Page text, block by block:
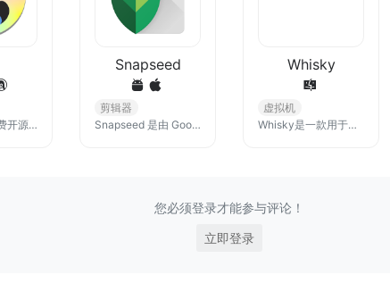
krita是一个免费开源的绘画软件，提供专业的绘图、动画制作与其他图像编辑等功能，支持完整的颜色管理、OpenGL加速、自带超过100款专业笔刷预设、四方连续和绘画辅助尺、标签和资源包管理及矢量图形和文字排版等多种工具。
Snapseed
剪辑器
Snapseed 是由 Google 开发的一款全面而专业的照片编辑工具。凭借其强大的功能和易用性成为许多摄影师和摄影爱好者的首选照片编辑应用之一。
Whisky
虚拟机
Whisky是一款用于在MacOS上运行Windows应用程序的软件，它基于开源的Wine项目，通过将Windows API调用转化为POSIX调用，使 Windows应用程序能够在Unix系统上运行。
您必须登录才能参与评论！
立即登录